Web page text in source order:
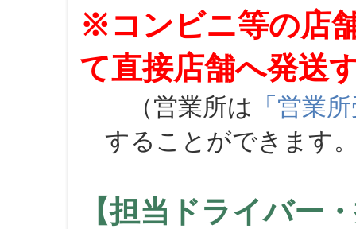
※コンビニ等の店
て直接店舗へ発送
（営業所は 「営業
することができます
【担当ドライバー